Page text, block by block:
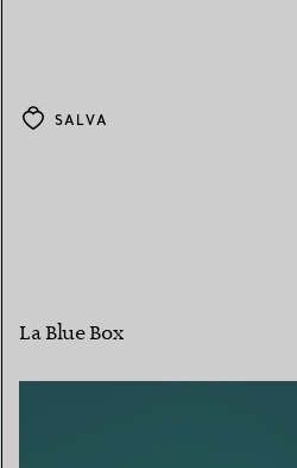
SALVA
La Blue Box